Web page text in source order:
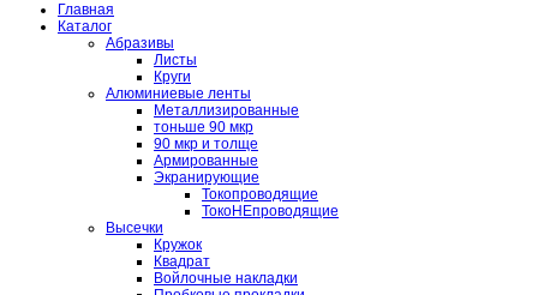
Главная
Каталог
Абразивы
Листы
Круги
Алюминиевые ленты
Металлизированные
тоньше 90 мкр
90 мкр и толще
Армированные
Экранирующие
Токопроводящие
ТокоНЕпроводящие
Высечки
Кружок
Квадрат
Войлочные накладки